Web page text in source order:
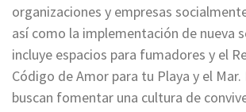
organizaciones y empresas
así como la implementación de nueva
incluye espacios para fumadores y el
Código de Amor para tu Playa y el
buscan fomentar una cultura de